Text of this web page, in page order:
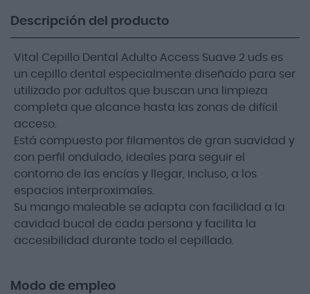
Descripción del producto
Vital Cepillo Dental Adulto Access Suave 2 uds es
un cepillo dental especialmente diseñado para ser
utilizado por adultos que buscan una limpieza
completa que alcance hasta las zonas de difícil
acceso.
Está compuesto por filamentos de gran suavidad y
con perfil ondulado, ideales para seguir el
contorno de las encías y llegar, incluso, a los
espacios interproximales.
Su mango maleable se adapta con facilidad a la
cavidad bucal de cada persona y facilita la
accesibilidad durante todo el cepillado.
Modo de empleo